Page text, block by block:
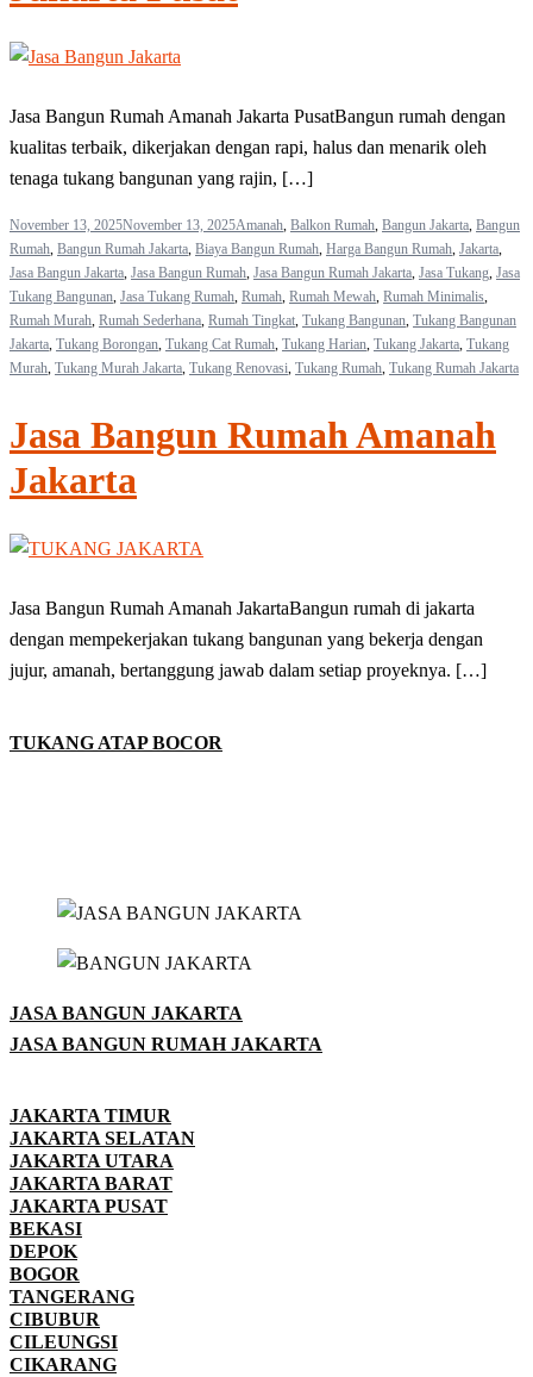
Jasa Bangun Rumah Amanah Jakarta PusatBangun rumah dengan
kualitas terbaik, dikerjakan dengan rapi, halus dan menarik oleh
tenaga tukang bangunan yang rajin, […]
November 13, 2025November 13, 2025Amanah, Balkon Rumah, Bangun Jakarta, Bangun
Rumah, Bangun Rumah Jakarta, Biaya Bangun Rumah, Harga Bangun Rumah, Jakarta,
Jasa Bangun Jakarta, Jasa Bangun Rumah, Jasa Bangun Rumah Jakarta, Jasa Tukang, Jasa
Tukang Bangunan, Jasa Tukang Rumah, Rumah, Rumah Mewah, Rumah Minimalis,
Rumah Murah, Rumah Sederhana, Rumah Tingkat, Tukang Bangunan, Tukang Bangunan
Jakarta, Tukang Borongan, Tukang Cat Rumah, Tukang Harian, Tukang Jakarta, Tukang
Murah, Tukang Murah Jakarta, Tukang Renovasi, Tukang Rumah, Tukang Rumah Jakarta
Jasa Bangun Rumah Amanah
Jakarta
Jasa Bangun Rumah Amanah JakartaBangun rumah di jakarta
dengan mempekerjakan tukang bangunan yang bekerja dengan
jujur, amanah, bertanggung jawab dalam setiap proyeknya. […]
TUKANG ATAP BOCOR
JASA BANGUN JAKARTA
JASA BANGUN RUMAH JAKARTA
JAKARTA TIMUR
JAKARTA SELATAN
JAKARTA UTARA
JAKARTA BARAT
JAKARTA PUSAT
BEKASI
DEPOK
BOGOR
TANGERANG
CIBUBUR
CILEUNGSI
CIKARANG